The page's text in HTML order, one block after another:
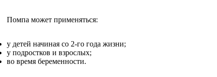
Помпа может применяться:
у детей начиная со 2-го года жизни;
у подростков и взрослых;
во время беременности.